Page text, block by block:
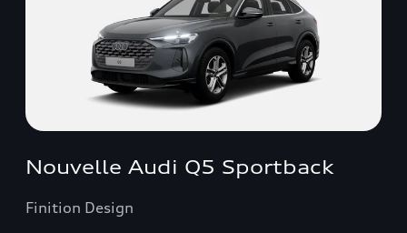
Nouvelle Audi Q5 Sportback
Finition Design